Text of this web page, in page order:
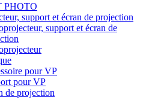
PHOTO
support et écran de projection
support et écran de
pour VP
pour VP
de projection